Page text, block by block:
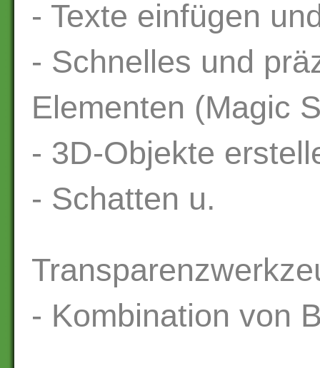
- Texte einfügen
- Schnelles und
Elementen (Magic
- 3D-Objekte
- Schatten u.
- Kombination von